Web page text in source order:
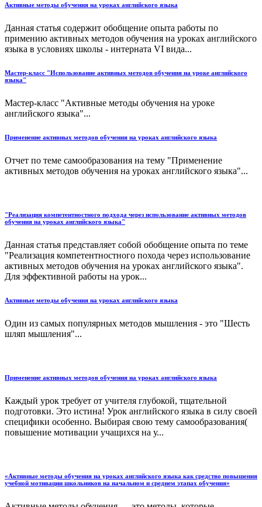
Активные методы обучения на уроках английского языка
Данная статья содержит обобщение опыта работы по
примению активных методов обучения на уроках английского
языка в условиях школы - интерната VI вида...
Мастер-класс "Использование активных методов обучения на уроке английского
языка"
Мастер-класс "Активные методы обучения на уроке
английского языка"...
Применение активных методов обучения на уроках английского языка
Отчет по теме самообразования на тему "Применение
активных методов обучения на уроках английского языка"...
"Реализация компетентностного подхода через использование активных методов
обучения на уроках английского языка"
Данная статья представляет собой обобщение опыта по теме
"Реализация компетентностного похода через использование
активных методов обучения на уроках английского языка".
Для эффективной работы на урок...
Активные методы обучения на уроках английского языка
Один из самых популярных методов мышления - это "Шесть
шляп мышления"...
Применение активных методов обучения на уроках английского языка
Каждый урок требует от учителя глубокой, тщательной
подготовки. Это истина! Урок английского языка в силу своей
специфики особенно. Выбирая свою тему самообразования(
повышение мотивации учащихся на у...
«Активные методы обучения на уроках английского языка как средство повышения
учебной мотивации школьников на начальном и среднем этапах обучения»